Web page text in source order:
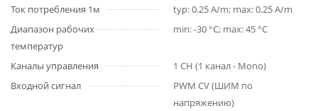
Ток потребления 1м
typ: 0.25 A/m; max: 0.25 A/m
Диапазон рабочих
температур
min: -30 °C; max: 45 °C
Каналы управления
1 CH (1 канал - Mono)
Входной сигнал
PWM СV (ШИМ по
напряжению)